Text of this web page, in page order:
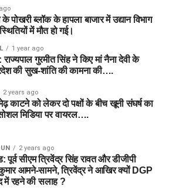
पोखरी ब्लॉक के हापला बाजार में उद्यान विभाग
में मौत हो गई।
1 year ago
राज्यपाल गुरमीत सिंह ने किए मां नैना देवी के
की सुख-शांति की कामना की….
2 years ago
काटने को लेकर दो पक्षों के बीच खूनी संघर्ष का
मिडिया पर वायरल….
2 years ago
पूर्व सीएम त्रिवेंद्र सिंह रावत और डीजीपी
आमने-सामने, त्रिवेंद्र ने आखिर क्यों DGP
में रहने की सलाह ?